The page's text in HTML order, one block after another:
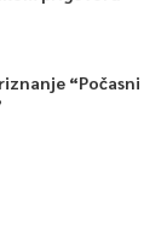
“Počasni